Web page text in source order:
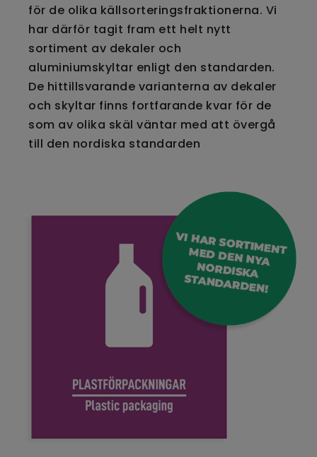
för de olika källsorteringsfraktionerna. Vi
har därför tagit fram ett helt nytt
sortiment av dekaler och
aluminiumskyltar enligt den standarden.
De hittillsvarande varianterna av dekaler
och skyltar finns fortfarande kvar för de
som av olika skäl väntar med att övergå
till den nordiska standarden